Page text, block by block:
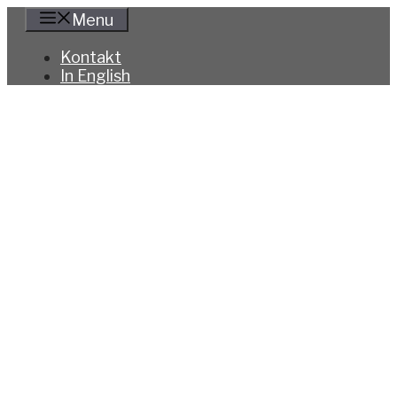
Hoppa
innehåll
Menu
Kontakt
In English